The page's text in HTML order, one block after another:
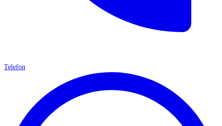
Telefon